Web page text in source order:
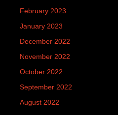
February 2023
January 2023
December 2022
November 2022
October 2022
September 2022
August 2022